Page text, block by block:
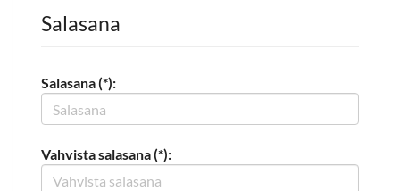
Salasana
Salasana (*):
Vahvista salasana (*):